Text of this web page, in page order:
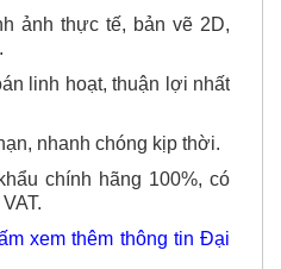
ảnh thực tế, bản vẽ 2D,
linh hoạt, thuận lợi nhất
nhanh chóng kịp thời.
chính hãng 100%, có
xem thêm thông tin Đại